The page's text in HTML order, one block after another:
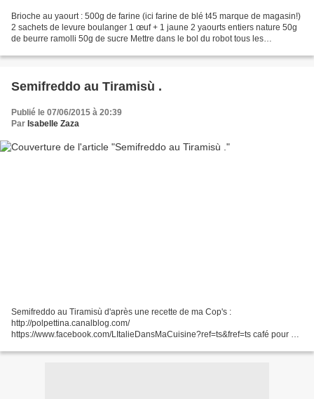
Brioche au yaourt : 500g de farine (ici farine de blé t45 marque de magasin!)
2 sachets de levure boulanger 1 œuf + 1 jaune 2 yaourts entiers nature 50g
de beurre ramolli 50g de sucre Mettre dans le bol du robot tous les
Semifreddo au Tiramisù .
Publié le 07/06/2015 à 20:39
Par Isabelle Zaza
Semifreddo au Tiramisù d'après une recette de ma Cop's :
http://polpettina.canalblog.com/
https://www.facebook.com/LItalieDansMaCuisine?ref=ts&fref=ts café pour 6
- 250 grammes...